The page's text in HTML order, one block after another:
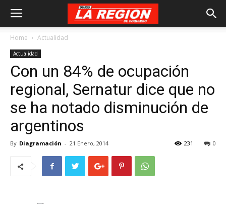
Home Actualidad
Actualidad
Con un 84% de ocupación
regional, Sernatur dice que no
se ha notado disminución de
argentinos
By Diagramación - 21 Enero, 2014 0
231